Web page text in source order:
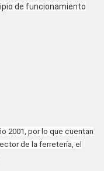
de funcionamiento
2001, por lo que cuentan
de la ferretería, el